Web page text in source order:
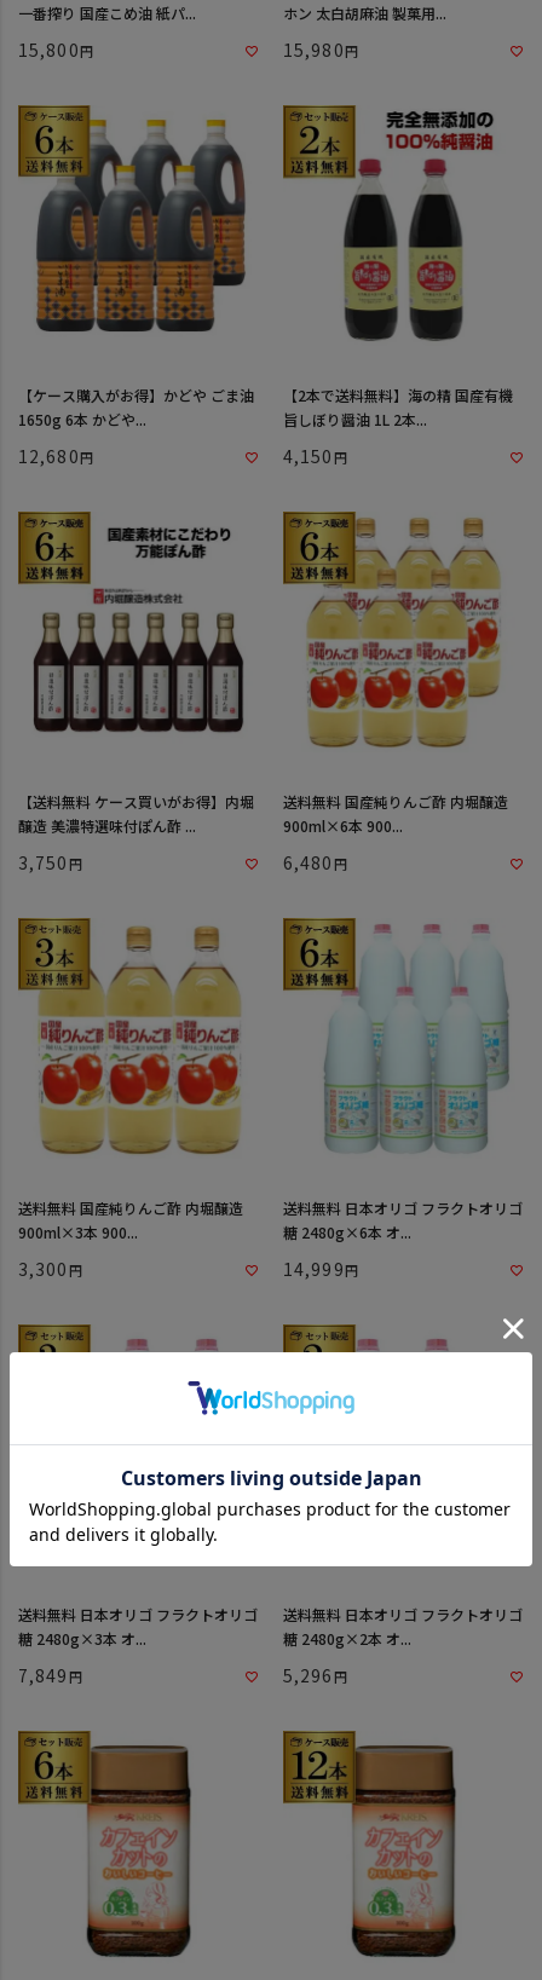
一番搾り 国産こめ油 紙パ...
15,800
ホン 太白胡麻油 製菓用...
15,980
【ケース購入がお得】かどや ごま油
1650g 6本 かどや...
12,680
【2本で送料無料】海の精 国産有機
旨しぼり醤油 1L 2本...
4,150
【送料無料 ケース買いがお得】内堀
醸造 美濃特選味付ぽん酢 ...
3,750
送料無料 国産純りんご酢 内堀醸造
900ml×6本 900...
6,480
送料無料 国産純りんご酢 内堀醸造
900ml×3本 900...
3,300
送料無料 日本オリゴ フラクトオリゴ
糖 2480g×6本 オ...
14,999
送料無料 日本オリゴ フラクトオリゴ
糖 2480g×3本 オ...
7,849
送料無料 日本オリゴ フラクトオリゴ
糖 2480g×2本 オ...
5,296